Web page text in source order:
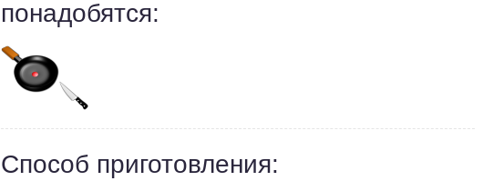
понадобятся:
Способ приготовления: